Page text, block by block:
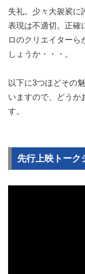
失礼。少々大袈裟に
表現は不適切。正確
ロのクリエイターら
しょうか・・・。
以下に3つほどその
いますので、どうか
す。
先行上映トーク